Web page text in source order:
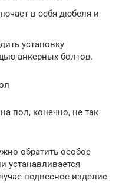
в себя дюбеля и
установку
анкерных болтов.
пол, конечно, не так
обратить особое
устанавливается
подвесное изделие